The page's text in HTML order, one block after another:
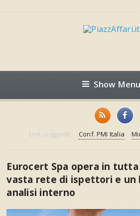
Show Menu
Link suggeriti: Conf. PMI Italia
Eurocert Spa opera in
vasta rete di ispettori e un
analisi interno